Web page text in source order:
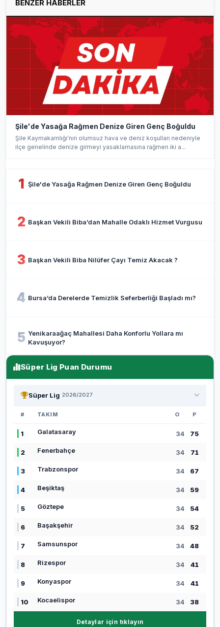
BENZER HABERLER
Şile'de Yasağa Rağmen Denize Giren Genç Boğuldu
Şile Kaymakamlığı'nın olumsuz hava ve deniz koşulları nedeniyle
ilçe genelinde denize girmeyi yasaklamasına rağmen iki a...
1 Şile'de Yasağa Rağmen Denize Giren Genç Boğuldu
2 Başkan Vekili Biba’dan Mahalle Odaklı Hizmet Vurgusu
3 Başkan Vekili Biba Nilüfer Çayı Temiz Akacak ?
4 Bursa’da Derelerde Temizlik Seferberliği Başladı mı?
5 Yenikaraağaç Mahallesi Daha Konforlu Yollara mı
Kavuşuyor?
Süper Lig Puan Durumu
Süper Lig 2026/2027
# TAKIM O P
1 Galatasaray 34 75
2 Fenerbahçe 34 71
3 Trabzonspor 34 67
4 Beşiktaş 34 59
5 Göztepe 34 54
6 Başakşehir 34 52
7 Samsunspor 34 48
8 Rizespor 34 41
9 Konyaspor 34 41
10 Kocaelispor 34 38
Detaylar için tıklayın